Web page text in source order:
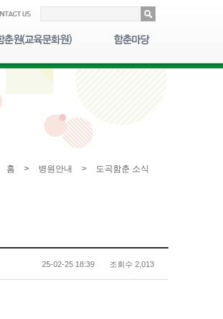
홈 > 병원안내 > 도곡함춘 소식
25-02-25 18:39 조회수 2,013